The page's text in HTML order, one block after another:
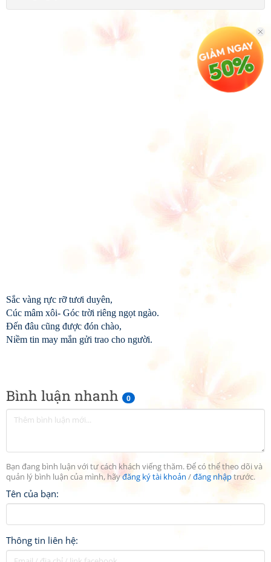
Bình luận nhanh 0
Bạn đang bình luận với tư cách khách viếng thăm. Để có thể theo dõi và
quản lý bình luận của mình, hãyđăng ký tài khoản /đăng nhậptrước.
Tên của bạn:
Thông tin liên hệ:
Sắc vàng rực rỡ tươi duyên,
Cúc mâm xôi- Góc trời riêng ngọt ngào.
Đến đâu cũng được đón chào,
Niềm tin may mắn gửi trao cho người.